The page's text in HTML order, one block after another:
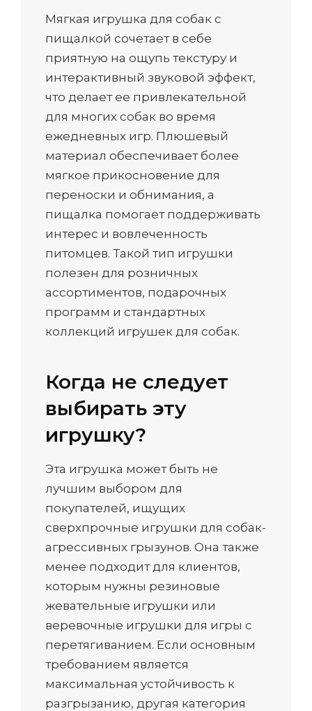
Мягкая игрушка для собак с
пищалкой сочетает в себе
приятную на ощупь текстуру и
интерактивный звуковой эффект,
что делает ее привлекательной
для многих собак во время
ежедневных игр. Плюшевый
материал обеспечивает более
мягкое прикосновение для
переноски и обнимания, а
пищалка помогает поддерживать
интерес и вовлеченность
питомцев. Такой тип игрушки
полезен для розничных
ассортиментов, подарочных
программ и стандартных
коллекций игрушек для собак.
Когда не следует
выбирать эту
игрушку?
Эта игрушка может быть не
лучшим выбором для
покупателей, ищущих
сверхпрочные игрушки для собак-
агрессивных грызунов. Она также
менее подходит для клиентов,
которым нужны резиновые
жевательные игрушки или
веревочные игрушки для игры с
перетягиванием. Если основным
требованием является
максимальная устойчивость к
разгрызанию, другая категория